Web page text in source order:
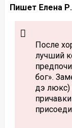
Пишет Елена
После
лучший
бог».
дэ люкс)